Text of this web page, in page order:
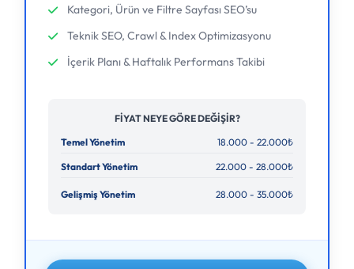
Kategori, Ürün ve Filtre Sayfası SEO’su
Teknik SEO, Crawl & Index Optimizasyonu
İçerik Planı & Haftalık Performans Takibi
FIYAT NEYE GÖRE DEĞIŞIR?
Temel Yönetim
18.000 - 22.000₺
Standart Yönetim 22.000 - 28.000₺
Gelişmiş Yönetim 28.000 - 35.000₺